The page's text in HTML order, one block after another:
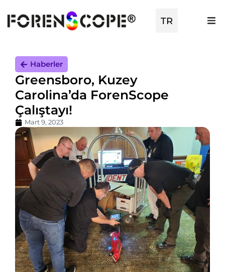
TR
EN
Haberler
Greensboro, Kuzey
Carolina’da ForenScope
Çalıştayı!
Mart 9, 2023